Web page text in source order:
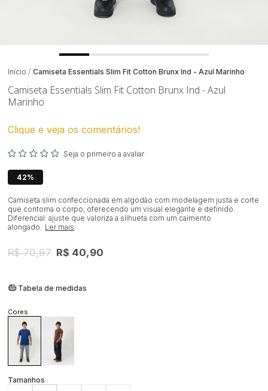
Início Camiseta Essentials Slim Fit Cotton Brunx Ind - Azul Marinho
Camiseta Essentials Slim Fit Cotton Brunx Ind - Azul
Marinho
Clique e veja os comentários!
Seja o primeiro a avaliar
42%
Camiseta slim confeccionada em algodão com modelagem justa e corte
que contorna o corpo, oferecendo um visual elegante e definido.
Diferencial: ajuste que valoriza a silhueta com um caimento
alongado. Ler mais
R$ 70,97 R$ 40,90
Tabela de medidas